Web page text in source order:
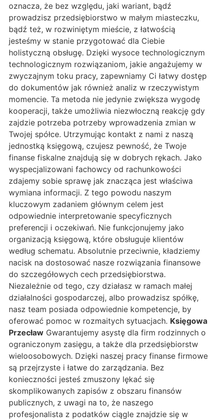
oznacza, że bez względu, jaki wariant, bądź
prowadzisz przedsiębiorstwo w małym miasteczku,
bądź też, w rozwiniętym mieście, z łatwością
jesteśmy w stanie przygotować dla Ciebie
holistyczną obsługę. Dzięki wysoce technologicznym
technologicznym rozwiązaniom, jakie angażujemy w
zwyczajnym toku pracy, zapewniamy Ci łatwy dostęp
do dokumentów jak również analiz w rzeczywistym
momencie. Ta metoda nie jedynie zwiększa wygodę
kooperacji, także umożliwia niezwłoczną reakcję gdy
zajdzie potrzeba potrzeby wprowadzenia zmian w
Twojej spółce. Utrzymując kontakt z nami z naszą
jednostką księgową, czujesz pewność, że Twoje
finanse fiskalne znajdują się w dobrych rękach. Jako
wyspecjalizowani fachowcy od rachunkowości
zdajemy sobie sprawę jak znacząca jest właściwa
wymiana informacji. Z tego powodu naszym
kluczowym zadaniem głównym celem jest
odpowiednie interpretowanie specyficznych
preferencji i oczekiwań. Nie funkcjonujemy jako
organizacją księgową, które obsługuje klientów
według schematu. Absolutnie przeciwnie, kładziemy
nacisk na dostosować nasze rozwiązania finansowe
do szczegółowych cech przedsiębiorstwa.
Niezależnie od tego, czy działasz w ramach małej
działalności gospodarczej, albo prowadzisz spółkę,
nasz team posiada odpowiednie kompetencje, by
oferować pomoc w rozmaitych sytuacjach. Księgowa
Przecław Gwarantujemy asystę dla firm rodzinnych o
ograniczonym zasięgu, a także dla przedsiębiorstw
wieloosobowych. Dzięki naszej pracy finanse firmowe
są przejrzyste i łatwe do zarządzania. Bez
konieczności jesteś zmuszony lękać się
skomplikowanych zapisów z obszaru finansów
publicznych, z uwagi na to, że naszego
profesjonalista z podatków ciągle znajdzie się w